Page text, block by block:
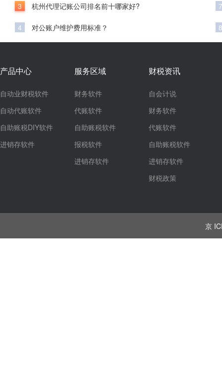
3 杭州代理记账公司排名前十哪家好?
4 对公账户维护费用标准？
7
8
产品中心
自动业财税软件
自动代账软件
自助账税DIY软件
进销存软件
服务区域
财务软件
代账软件
自助账税软件
报税软件
进销存软件
财税资讯
自会计说
财务软件
代账软件
自助账税软件
进销存软件
财税政策
京